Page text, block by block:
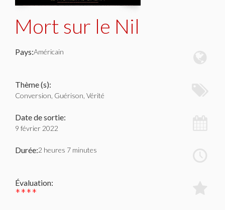
Mort sur le Nil
Pays:Américain
Thème (s):
Conversion, Guérison, Vérité
Date de sortie:
9 février 2022
Durée:2 heures 7 minutes
Évaluation:
****